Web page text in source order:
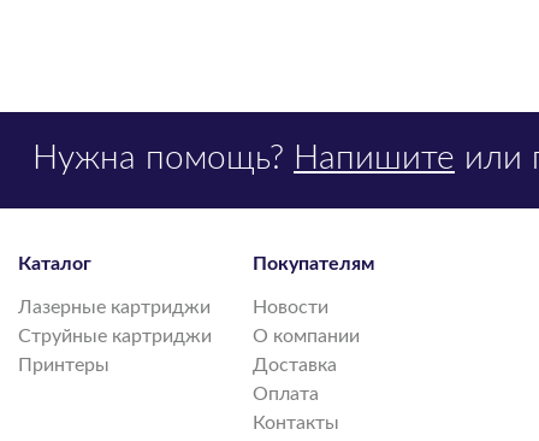
Нужна помощь? Напишите или
Каталог
Лазерные картриджи
Струйные картриджи
Принтеры
Покупателям
Новости
О компании
Доставка
Оплата
Контакты